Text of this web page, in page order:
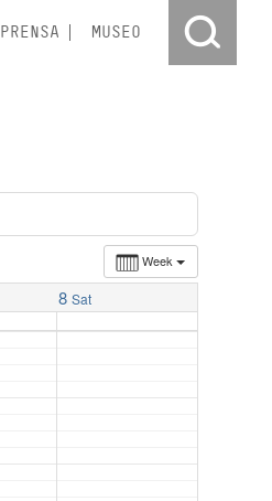
PRENSA MUSEO
Week
8 Sat